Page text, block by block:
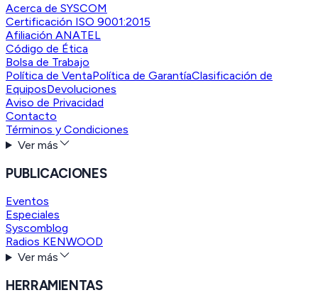
Acerca de SYSCOM
Certificación ISO 9001:2015
Afiliación ANATEL
Código de Ética
Bolsa de Trabajo
Política de VentaPolítica de GarantíaClasificación de
EquiposDevoluciones
Aviso de Privacidad
Contacto
Términos y Condiciones
Ver más
PUBLICACIONES
Eventos
Especiales
Syscomblog
Radios KENWOOD
Ver más
HERRAMIENTAS